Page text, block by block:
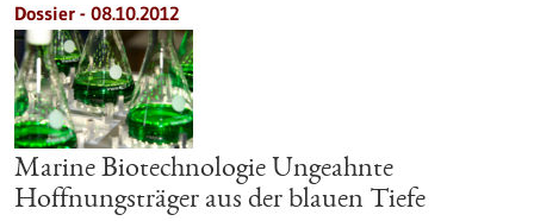
Dossier - 08.10.2012
Marine Biotechnologie Ungeahnte
Hoffnungsträger aus der blauen Tiefe